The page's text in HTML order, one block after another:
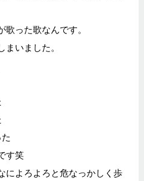
った歌なんです。
いました。
す笑
によろよろと危なっかしく歩